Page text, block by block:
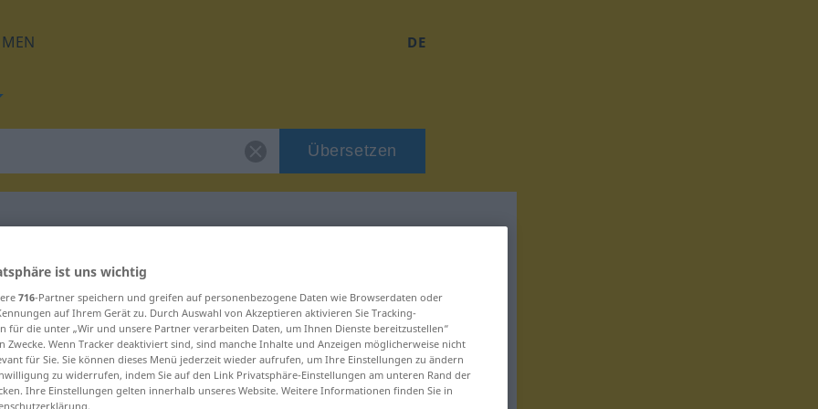
DE
Übersetzen
für "Izara"
ist uns wichtig
716-Partner speichern und greifen auf personenbezogene Daten wie Browserdaten oder
auf Ihrem Gerät zu. Durch Auswahl von Akzeptieren aktivieren Sie Tracking-
für die unter „Wir und unsere Partner verarbeiten Daten, um Ihnen Dienste bereitzustellen“
Zwecke. Wenn Tracker deaktiviert sind, sind manche Inhalte und Anzeigen möglicherweise nicht
für Sie. Sie können dieses Menü jederzeit wieder aufrufen, um Ihre Einstellungen zu ändern
zu widerrufen, indem Sie auf den Link Privatsphäre-Einstellungen am unteren Rand der
Ihre Einstellungen gelten innerhalb unseres Website. Weitere Informationen finden Sie in